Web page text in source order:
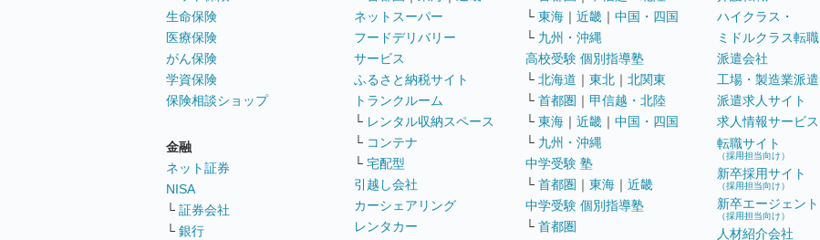
生命保険
医療保険
がん保険
学資保険
保険相談ショップ
金融
ネット証券
NISA
└ 証券会社
└ 銀行
ネットスーパー
フードデリバリー
サービス
ふるさと納税サイト
トランクルーム
└ レンタル収納スペース
└ コンテナ
└ 宅配型
引越し会社
カーシェアリング
レンタカー
└ 東海 ｜ 近畿 ｜ 中国・四国
└ 九州・沖縄
高校受験 個別指導塾
└ 北海道 ｜ 東北 ｜ 北関東
└ 首都圏 ｜ 甲信越・北陸
└ 東海 ｜ 近畿 ｜ 中国・四国
└ 九州・沖縄
中学受験 塾
└ 首都圏 ｜ 東海 ｜ 近畿
中学受験 個別指導塾
└ 首都圏
ハイクラス・
ミドルクラス転職
派遣会社
工場・製造業派遣
派遣求人サイト
求人情報サービス
転職サイト
（採用担当向け）
新卒採用サイト
（採用担当向け）
新卒エージェント
（採用担当向け）
人材紹介会社